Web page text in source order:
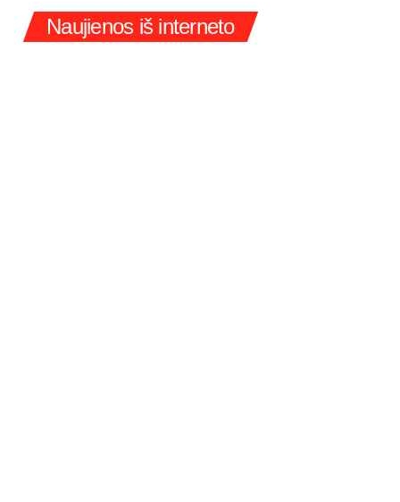
Naujienos iš interneto